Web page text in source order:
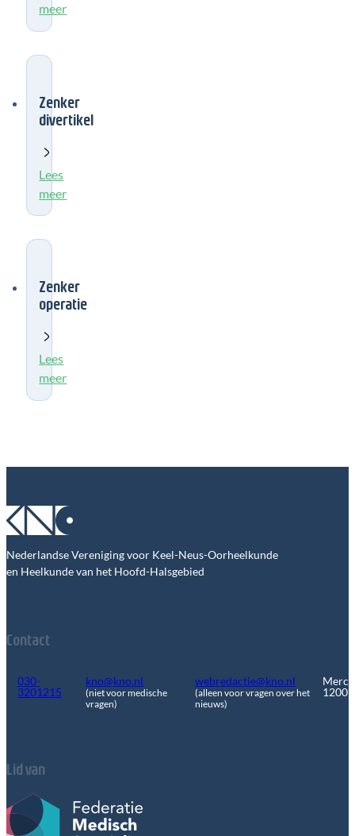
meer
Zenker
divertikel
Lees
meer
Zenker
operatie
Lees
meer
Nederlandse Vereniging voor Keel-Neus-Oorheelkunde
en Heelkunde van het Hoofd-Halsgebied
Contact
030-
3201215
kno@kno.nl
(niet voor medische
vragen)
webredactie@kno.nl
(alleen voor vragen over het
nieuws)
1200
Lid van